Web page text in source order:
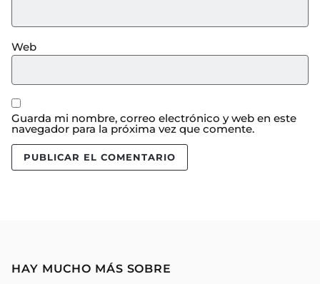
Web
Guarda mi nombre, correo electrónico y web en este
navegador para la próxima vez que comente.
HAY MUCHO MÁS SOBRE